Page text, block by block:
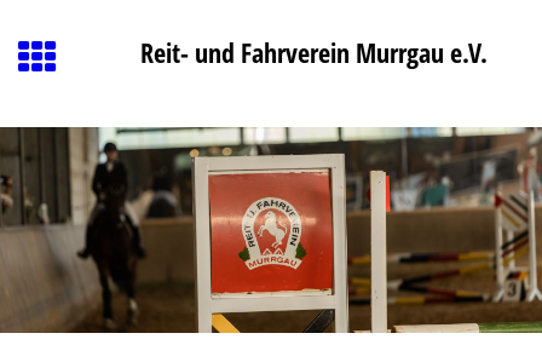
Reit- und Fahrverein Murrgau e.V.